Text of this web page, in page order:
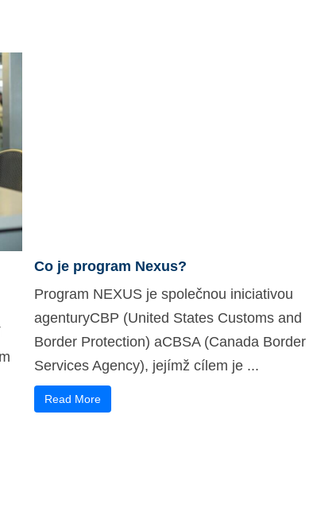
Co je program Nexus?
Program NEXUS je společnou iniciativou
agenturyCBP (United States Customs and
Border Protection) aCBSA (Canada Border
Services Agency), jejímž cílem je ...
Read More